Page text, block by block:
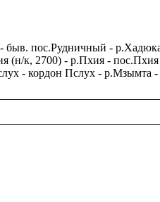
быв. пос.Рудничный -
(н/к, 2700) - р.Пхия - пос.Пхия
- кордон Пслух - р.Мзымта -